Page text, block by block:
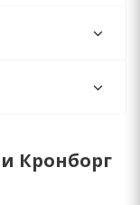
Кронборг